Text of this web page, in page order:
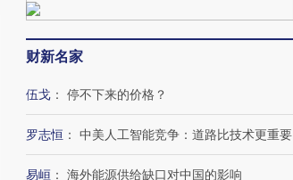
财新名家
伍戈 ： 停不下来的价格？
罗志恒 ： 中美人工智能竞争：道路比技术更重要
易峘 ： 海外能源供给缺口对中国的影响